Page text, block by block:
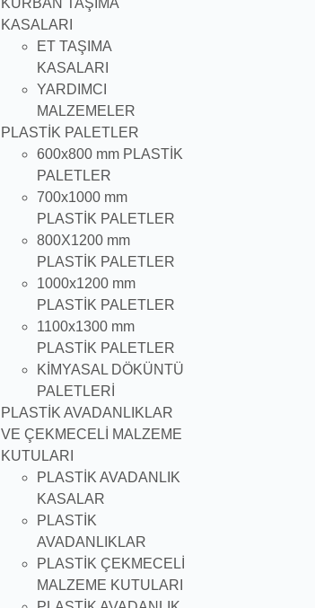
KURBAN TAŞIMA
KASALARI
ET TAŞIMA
KASALARI
YARDIMCI
MALZEMELER
PLASTİK PALETLER
600x800 mm PLASTİK
PALETLER
700x1000 mm
PLASTİK PALETLER
800X1200 mm
PLASTİK PALETLER
1000x1200 mm
PLASTİK PALETLER
1100x1300 mm
PLASTİK PALETLER
KİMYASAL DÖKÜNTÜ
PALETLERİ
PLASTİK AVADANLIKLAR
VE ÇEKMECELİ MALZEME
KUTULARI
PLASTİK AVADANLIK
KASALAR
PLASTİK
AVADANLIKLAR
PLASTİK ÇEKMECELİ
MALZEME KUTULARI